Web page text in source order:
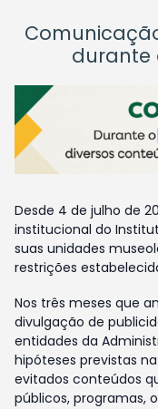
durante
Desde 4 de julho de
institucional do
suas unidades
restrições
Nos três meses que
divulgação de
entidades da
hipóteses previstas
evitados conteúdos
públicos, programas,